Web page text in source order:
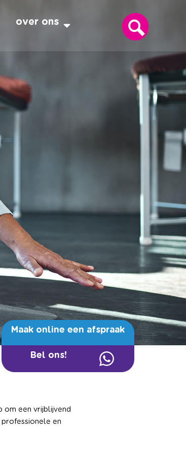
over ons
Maak online een afspraak
Bel ons!
om een vrijblijvend
professionele en